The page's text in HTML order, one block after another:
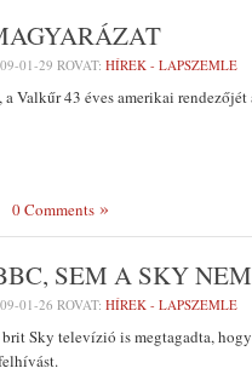
01-29 ROVAT: HÍREK - LAPSZEMLE
a Valkűr 43 éves amerikai
0 Comments
SEM A SKY
01-26 ROVAT: HÍREK - LAPSZEMLE
Sky televízió is megtagadta,